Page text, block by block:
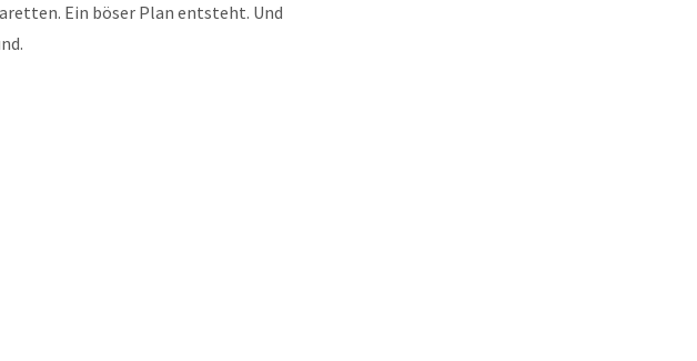
Ein böser Plan entsteht. Und